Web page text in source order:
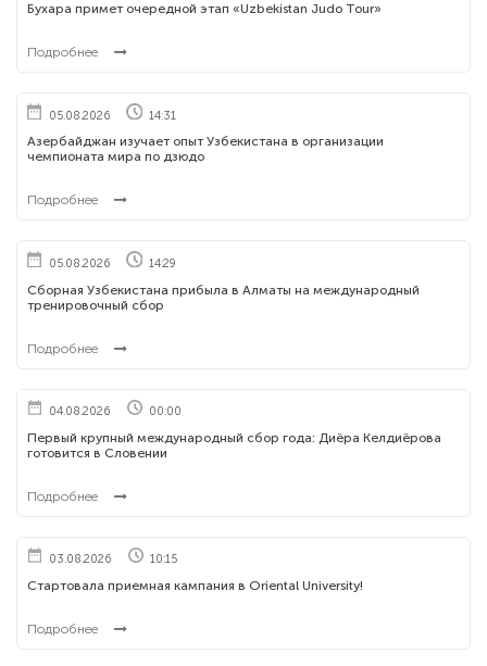
Бухара примет очередной этап «Uzbekistan Judo Tour»
Подробнее
05.08.2026 14:31
Азербайджан изучает опыт Узбекистана в организации
чемпионата мира по дзюдо
Подробнее
05.08.2026 14:29
Сборная Узбекистана прибыла в Алматы на международный
тренировочный сбор
Подробнее
04.08.2026 00:00
Первый крупный международный сбор года: Диёра Келдиёрова
готовится в Словении
Подробнее
03.08.2026 10:15
Стартовала приемная кампания в Oriental University!
Подробнее